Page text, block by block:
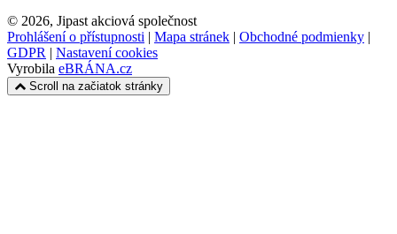
© 2026, Jipast akciová společnost
Prohlášení o přístupnosti | Mapa stránek | Obchodné podmienky |
GDPR | Nastavení cookies
Vyrobila eBRÁNA.cz
Scroll na začiatok stránky